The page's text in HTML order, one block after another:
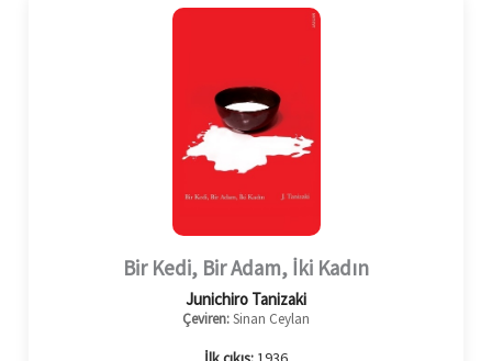
Bir Kedi, Bir Adam, İki Kadın
Junichiro Tanizaki
Çeviren:Sinan Ceylan